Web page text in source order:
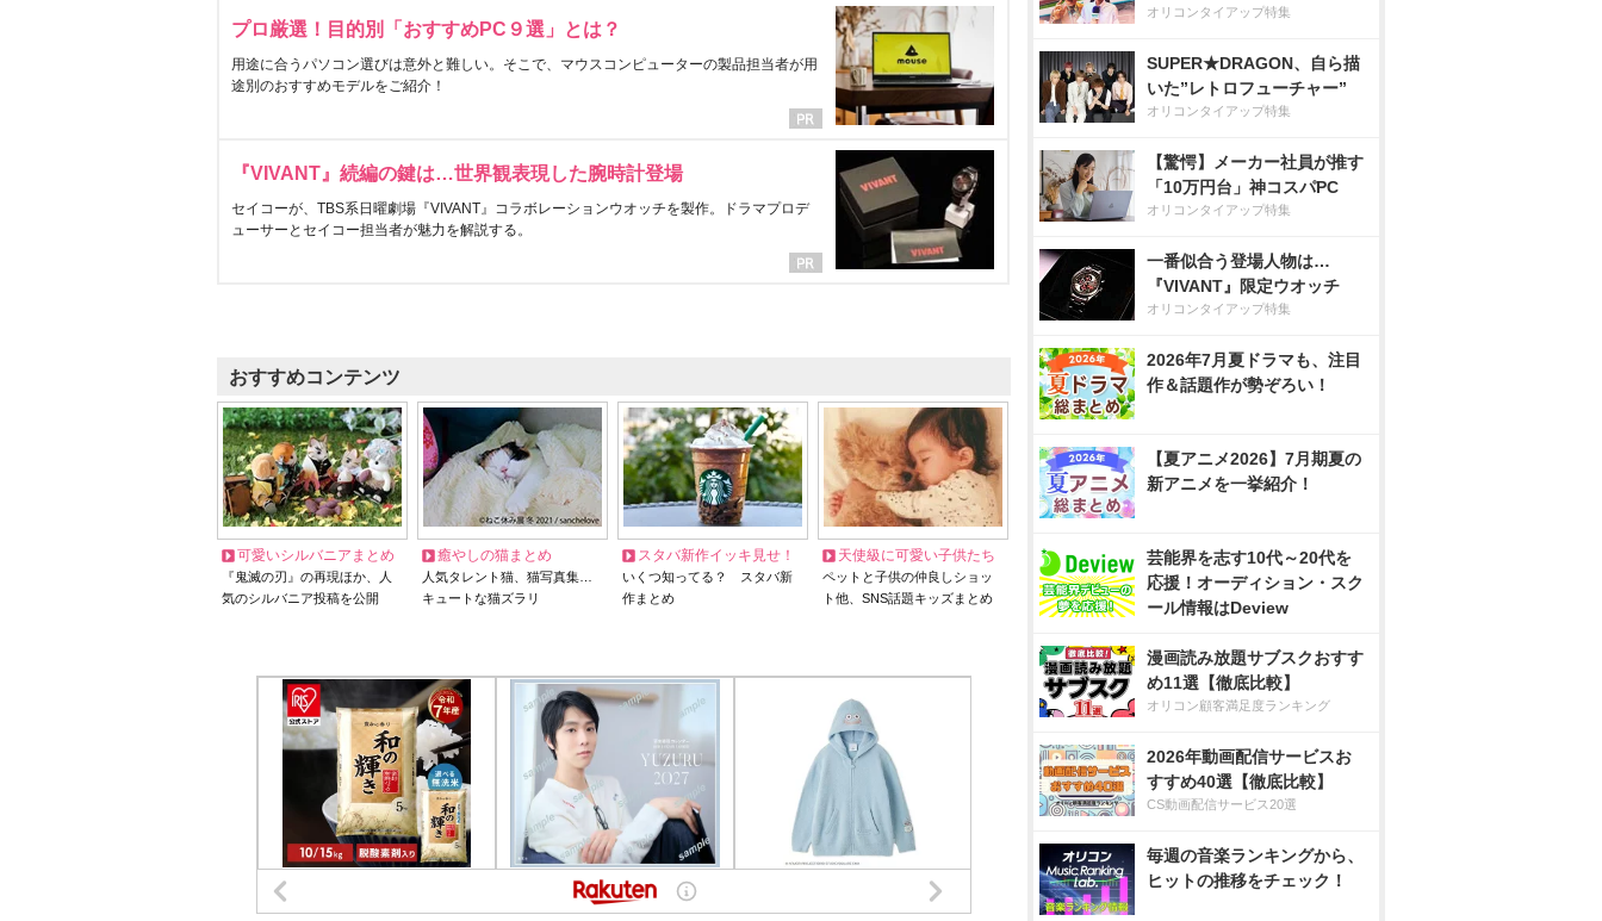
プロ厳選！目的別「おすすめPC９選」とは？
用途に合うパソコン選びは意外と難しい。そこで、マウスコンピューターの製品担当者が用
途別のおすすめモデルをご紹介！
『VIVANT』続編の鍵は…世界観表現した腕時計登場
セイコーが、TBS系日曜劇場『VIVANT』コラボレーションウオッチを製作。ドラマプロデ
ューサーとセイコー担当者が魅力を解説する。
おすすめコンテンツ
可愛いシルバニアまとめ
『鬼滅の刃』の再現ほか、人
気のシルバニア投稿を公開
癒やしの猫まとめ
人気タレント猫、猫写真集…
キュートな猫ズラリ
スタバ新作イッキ見せ！
いくつ知ってる？ スタバ新
作まとめ
天使級に可愛い子供たち
ペットと子供の仲良しショッ
ト他、SNS話題キッズまとめ
オリコンタイアップ特集
SUPER★DRAGON、自ら描
いた”レトロフューチャー”
オリコンタイアップ特集
【驚愕】メーカー社員が推す
「10万円台」神コスパPC
オリコンタイアップ特集
一番似合う登場人物は…
『VIVANT』限定ウオッチ
オリコンタイアップ特集
2026年7月夏ドラマも、注目
作＆話題作が勢ぞろい！
【夏アニメ2026】7月期夏の
新アニメを一挙紹介！
芸能界を志す10代～20代を
応援！オーディション・スク
ール情報はDeview
漫画読み放題サブスクおすす
め11選【徹底比較】
オリコン顧客満足度ランキング
2026年動画配信サービスお
すすめ40選【徹底比較】
CS動画配信サービス20選
毎週の音楽ランキングから、
ヒットの推移をチェック！